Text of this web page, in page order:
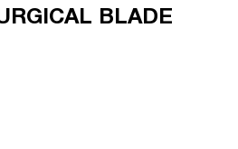
BLADE